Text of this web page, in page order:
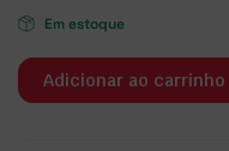
Em estoque
Adicionar ao carrinho